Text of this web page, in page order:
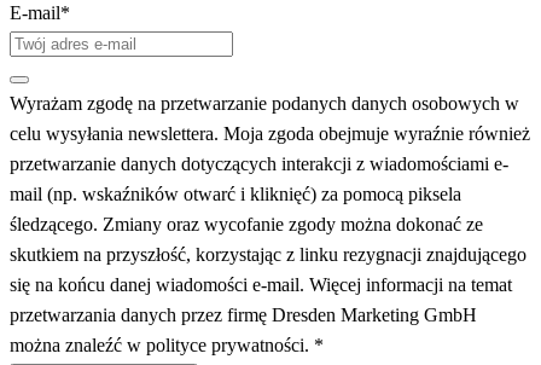
E-mail*
Wyrażam zgodę na przetwarzanie podanych danych osobowych w
celu wysyłania newslettera. Moja zgoda obejmuje wyraźnie również
przetwarzanie danych dotyczących interakcji z wiadomościami e-
mail (np. wskaźników otwarć i kliknięć) za pomocą piksela
śledzącego. Zmiany oraz wycofanie zgody można dokonać ze
skutkiem na przyszłość, korzystając z linku rezygnacji znajdującego
się na końcu danej wiadomości e-mail. Więcej informacji na temat
przetwarzania danych przez firmę Dresden Marketing GmbH
można znaleźć w polityce prywatności. *